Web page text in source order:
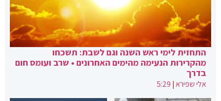
התחזית לימי ראש השנה וגם לשבת: תשכחו
מהקרירות הנעימה מהימים האחרונים • שרב ועומס חום
בדרך
אלי שפירא|
5:29